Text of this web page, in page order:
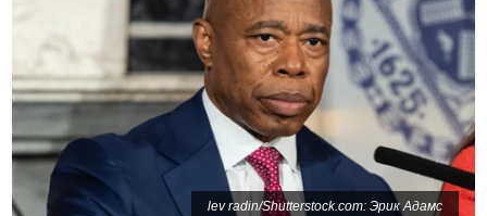
lev radin/Shutterstock.com: Эрик Адамс